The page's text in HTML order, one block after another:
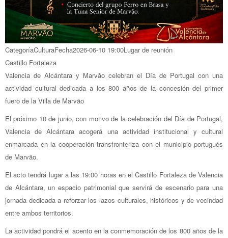
CategoríaCulturaFecha2026-06-10 19:00Lugar de reunión
Castillo Fortaleza
Valencia de Alcántara y Marvão celebran el Día de Portugal con una
actividad cultural dedicada a los 800 años de la concesión del primer
fuero de la Villa de Marvão
El próximo 10 de junio, con motivo de la celebración del Día de Portugal,
Valencia de Alcántara acogerá una actividad institucional y cultural
enmarcada en la cooperación transfronteriza con el municipio portugués
de Marvão.
El acto tendrá lugar a las 19:00 horas en el Castillo Fortaleza de Valencia
de Alcántara, un espacio patrimonial que servirá de escenario para una
jornada dedicada a reforzar los lazos culturales, históricos y de vecindad
entre ambos territorios.
La actividad pondrá el acento en la conmemoración de los 800 años de la